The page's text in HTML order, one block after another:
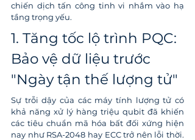
chiến dịch tấn công tinh vi nhắm vào hạ
tầng trọng yếu.
1. Tăng tốc lộ trình PQC:
Bảo vệ dữ liệu trước
"Ngày tận thế lượng tử"
Sự trỗi dậy của các máy tính lượng tử có
khả năng xử lý hàng triệu qubit đã khiến
các tiêu chuẩn mã hóa bất đối xứng hiện
nay như RSA-2048 hay ECC trở nên lỗi thời.